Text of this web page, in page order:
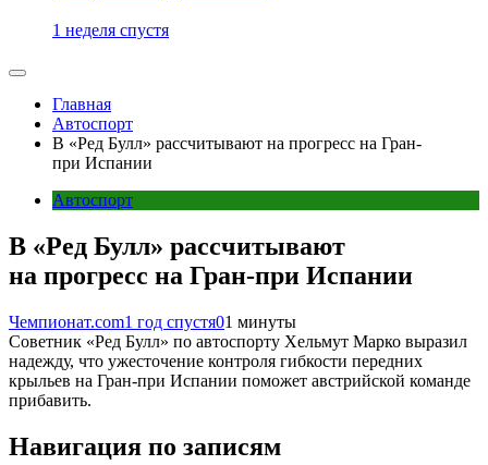
1 неделя спустя
Главная
Автоспорт
В «Ред Булл» рассчитывают на прогресс на Гран-
при Испании
Автоспорт
В «Ред Булл» рассчитывают
на прогресс на Гран-при Испании
Чемпионат.com1 год спустя01 минуты
Советник «Ред Булл» по автоспорту Хельмут Марко выразил
надежду, что ужесточение контроля гибкости передних
крыльев на Гран-при Испании поможет австрийской команде
прибавить.
Навигация по записям